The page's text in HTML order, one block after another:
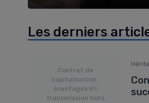
Les derniers
Contrat de
capitalisation :
avantages IFI,
transmission hors